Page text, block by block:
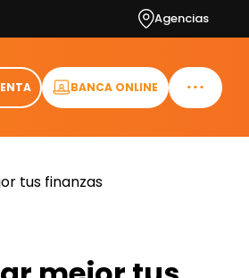
Agencias
BANCA ONLINE
tus finanzas